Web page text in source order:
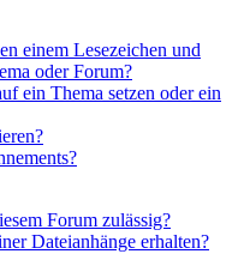
einem Lesezeichen und
oder Forum?
ein Thema setzen oder ein
Forum zulässig?
Dateianhänge erhalten?